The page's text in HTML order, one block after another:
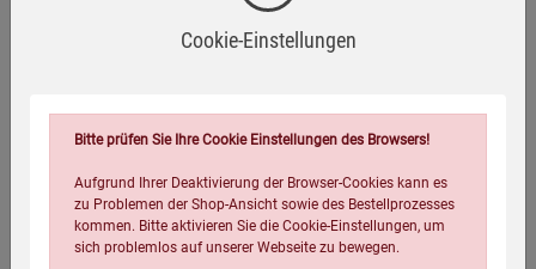
MATERIALKUNDE
Echtes vs. künstliches Hirschhorn
PORTRÄT
Cookie-Einstellungen
Bitte prüfen Sie Ihre Cookie Einstellungen des Browsers!
Aufgrund Ihrer Deaktivierung der Browser-Cookies kann es
zu Problemen der Shop-Ansicht sowie des Bestellprozesses
kommen. Bitte aktivieren Sie die Cookie-Einstellungen, um
sich problemlos auf unserer Webseite zu bewegen.